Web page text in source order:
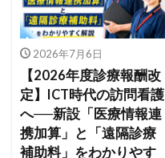
2026年7月6日
【2026年度診療報酬改
定】ICT時代の訪問看護
へ──新設「医療情報連
携加算」と「遠隔診療
補助料」をわかりやす